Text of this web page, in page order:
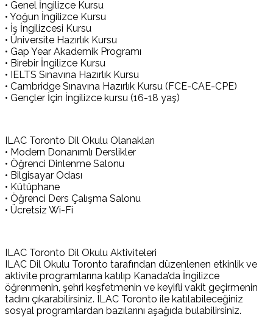
• Genel İngilizce Kursu
• Yoğun İngilizce Kursu
• İş İngilizcesi Kursu
• Üniversite Hazırlık Kursu
• Gap Year Akademik Programı
• Birebir İngilizce Kursu
• IELTS Sınavına Hazırlık Kursu
• Cambridge Sınavına Hazırlık Kursu (FCE-CAE-CPE)
• Gençler İçin İngilizce kursu (16-18 yaş)
ILAC Toronto Dil Okulu Olanakları
• Modern Donanımlı Derslikler
• Öğrenci Dinlenme Salonu
• Bilgisayar Odası
• Kütüphane
• Öğrenci Ders Çalışma Salonu
• Ücretsiz Wi-Fi
ILAC Toronto Dil Okulu Aktiviteleri
ILAC Dil Okulu Toronto tarafından düzenlenen etkinlik ve
aktivite programlarına katılıp Kanada’da İngilizce
öğrenmenin, şehri keşfetmenin ve keyifli vakit geçirmenin
tadını çıkarabilirsiniz. ILAC Toronto ile katılabileceğiniz
sosyal programlardan bazılarını aşağıda bulabilirsiniz.